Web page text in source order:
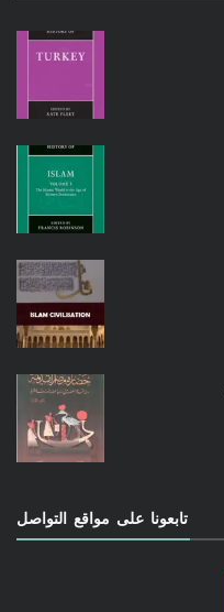
تابعونا على مواقع التواصل